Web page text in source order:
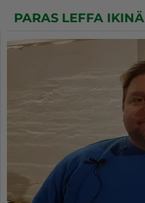
PARAS LEFFA IKINÄ